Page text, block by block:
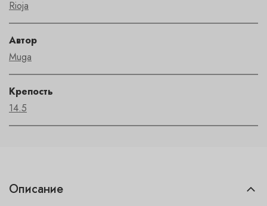
Rioja
Автор
Muga
Крепость
14.5
Описание